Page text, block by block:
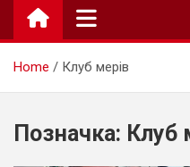
Home Клуб мерів
Позначка: Клуб